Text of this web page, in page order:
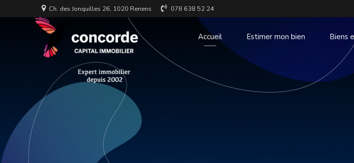
Ch. des Jonquilles 26, 1020 Renens 078 638 52 24
Accueil Estimer mon bien Biens